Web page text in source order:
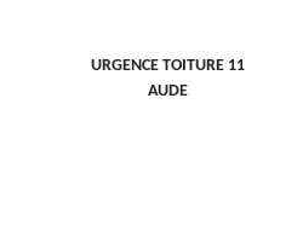
URGENCE TOITURE 11
AUDE